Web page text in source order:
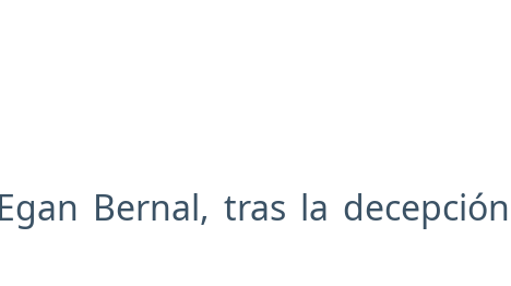
Bernal, tras la decepción